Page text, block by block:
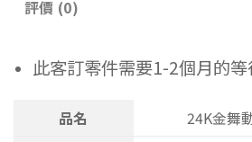
評價 (0)
此客訂零件需要1-2個月的
品名
24K金舞